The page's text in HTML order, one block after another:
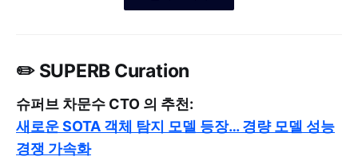
✏️ SUPERB Curation
슈퍼브 차문수 CTO 의 추천:
새로운 SOTA 객체 탐지 모델 등장… 경량 모델 성능
경쟁 가속화